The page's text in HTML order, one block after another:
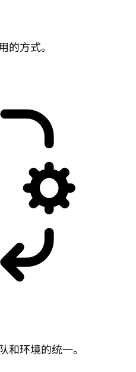
的方式。
和环境的统一。